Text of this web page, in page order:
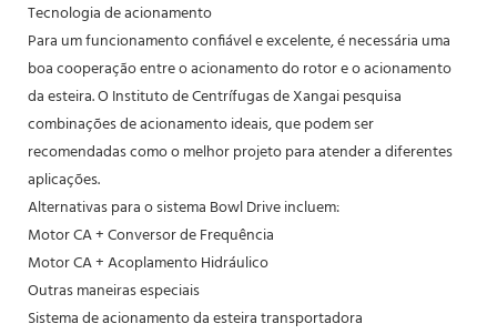
Tecnologia de acionamento
Para um funcionamento confiável e excelente, é necessária uma
boa cooperação entre o acionamento do rotor e o acionamento
da esteira. O Instituto de Centrífugas de Xangai pesquisa
combinações de acionamento ideais, que podem ser
recomendadas como o melhor projeto para atender a diferentes
aplicações.
Alternativas para o sistema Bowl Drive incluem:
Motor CA + Conversor de Frequência
Motor CA + Acoplamento Hidráulico
Outras maneiras especiais
Sistema de acionamento da esteira transportadora